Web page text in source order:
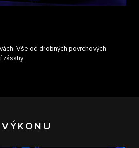
Vše od drobných povrchových